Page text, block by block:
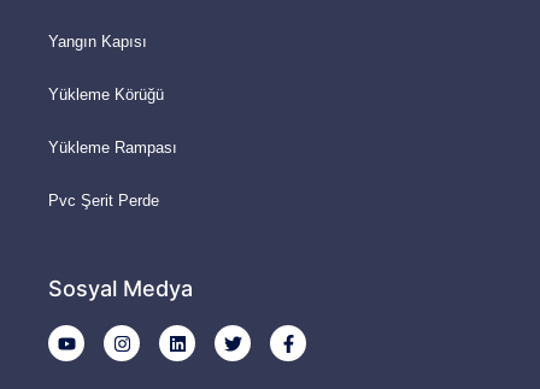
Yangın Kapısı
Yükleme Körüğü
Yükleme Rampası
Pvc Şerit Perde
Sosyal Medya
Y
o
u
I
n
s
L
i
n
T
w
i
F
a
c